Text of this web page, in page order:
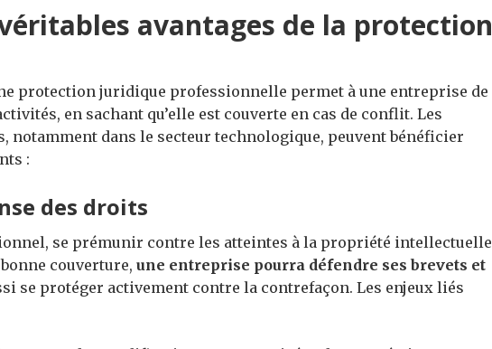
avantages de la protection
protection juridique professionnelle permet à une entreprise de
en sachant qu’elle est couverte en cas de conflit. Les
notamment dans le secteur technologique, peuvent bénéficier
:
des droits
se prémunir contre les atteintes à la propriété intellectuelle
couverture, une entreprise pourra défendre ses brevets et
se protéger activement contre la contrefaçon. Les enjeux liés